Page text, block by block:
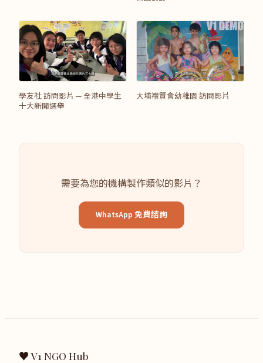
學友社 訪問影片 — 全港中學生
十大新聞選舉
大埔禮賢會幼稚園 訪問影片
需要為您的機構製作類似的影片？
WhatsApp 免費諮詢
♥ V1 NGO Hub